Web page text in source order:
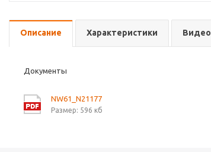
Описание Характеристики Видео
Документы
NW61_N21177
Размер: 596 кб